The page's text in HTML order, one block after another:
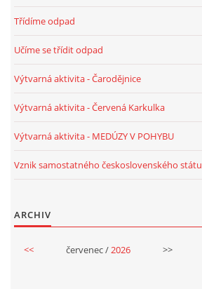
KALENDÁŘ PRO DĚTI
SVATÝ VÁCLAV
HALLOWEEN
Třídíme odpad
Učíme se třídit odpad
Výtvarná aktivita - Čarodějnice
Výtvarná aktivita - Červená Karkulka
Výtvarná aktivita - MEDÚZY V POHYBU
Vznik samostatného československého státu
ARCHIV
<< červenec /2026 >>